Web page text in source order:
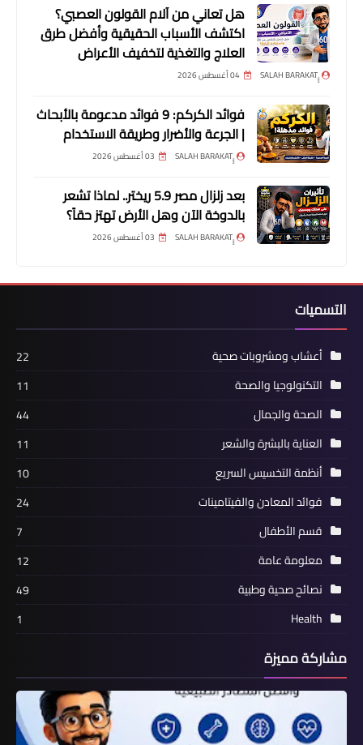
هل تعاني من آلام القولون العصبي؟
اكتشف الأسباب الحقيقية وأفضل طرق
العلاج والتغذية لتخفيف الأعراض
04 أغسطس 2026
فوائد الكركم: 9 فوائد مدعومة بالأبحاث
| الجرعة والأضرار وطريقة الاستخدام
03 أغسطس 2026
بعد زلزال مصر 5.9 ريختر.. لماذا تشعر
بالدوخة الآن وهل الأرض تهتز حقاً؟
03 أغسطس 2026
التسميات
أعشاب ومشروبات صحية
22
التكنولوجيا والصحة
11
الصحة والجمال
44
العناية بالبشرة والشعر
11
أنظمة التخسيس السريع
10
فوائد المعادن والفيتامينات
24
قسم الأطفال
7
معلومة عامة
12
نصائح صحية وطبية
49
Health
1
مشاركة مميزة